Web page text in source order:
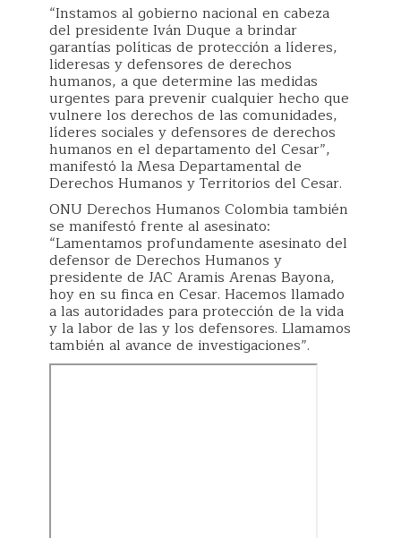
“Instamos al gobierno nacional en cabeza
del presidente Iván Duque a brindar
garantías políticas de protección a líderes,
lideresas y defensores de derechos
humanos, a que determine las medidas
urgentes para prevenir cualquier hecho que
vulnere los derechos de las comunidades,
líderes sociales y defensores de derechos
humanos en el departamento del Cesar”,
manifestó la Mesa Departamental de
Derechos Humanos y Territorios del Cesar.
ONU Derechos Humanos Colombia también
se manifestó frente al asesinato:
“Lamentamos profundamente asesinato del
defensor de Derechos Humanos y
presidente de JAC Aramis Arenas Bayona,
hoy en su finca en Cesar. Hacemos llamado
a las autoridades para protección de la vida
y la labor de las y los defensores. Llamamos
también al avance de investigaciones”.